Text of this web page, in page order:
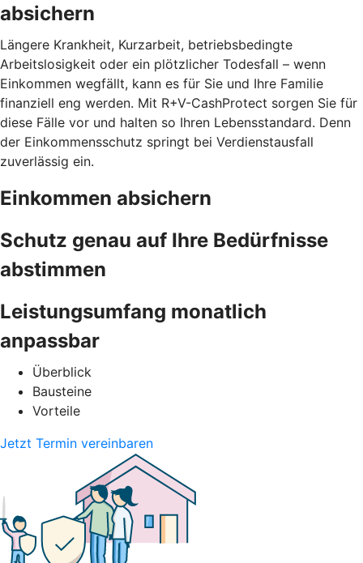
absichern
Längere Krankheit, Kurzarbeit, betriebsbedingte
Arbeitslosigkeit oder ein plötzlicher Todesfall – wenn
Einkommen wegfällt, kann es für Sie und Ihre Familie
finanziell eng werden. Mit R+V-CashProtect sorgen Sie für
diese Fälle vor und halten so Ihren Lebensstandard. Denn
der Einkommensschutz springt bei Verdienstausfall
zuverlässig ein.
Einkommen absichern
Schutz genau auf Ihre Bedürfnisse
abstimmen
Leistungsumfang monatlich
anpassbar
Überblick
Bausteine
Vorteile
Jetzt Termin vereinbaren